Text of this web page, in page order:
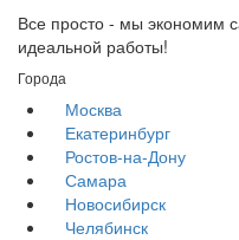
Все просто - мы экономим
идеальной работы!
Города
Москва
Екатеринбург
Ростов-на-Дону
Самара
Новосибирск
Челябинск